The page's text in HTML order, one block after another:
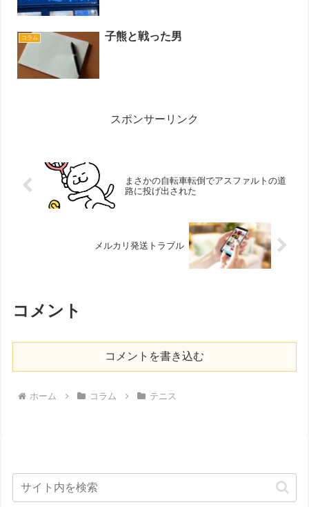
コラム 子熊と戦った男
スポンサーリンク
まさかの自転車転倒でアスファルトの道
路に投げ出された
メルカリ発送トラブル
コメント
コメントを書き込む
ホーム コラム テニス